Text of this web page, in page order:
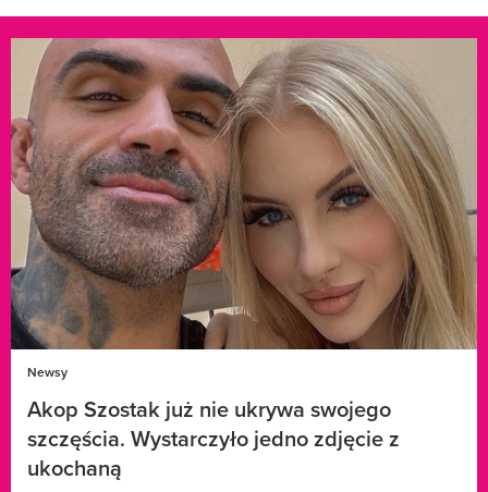
Newsy
Akop Szostak już nie ukrywa swojego
szczęścia. Wystarczyło jedno zdjęcie z
ukochaną